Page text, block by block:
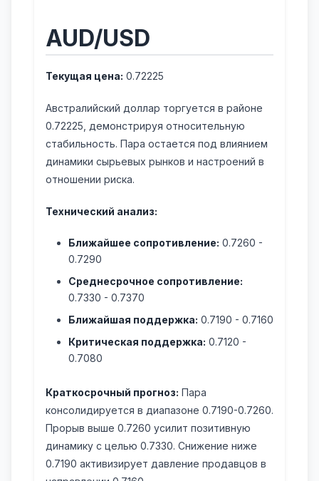
AUD/USD
Текущая цена: 0.72225
Австралийский доллар торгуется в районе
0.72225, демонстрируя относительную
стабильность. Пара остается под влиянием
динамики сырьевых рынков и настроений в
отношении риска.
Технический анализ:
Ближайшее сопротивление: 0.7260 -
0.7290
Среднесрочное сопротивление:
0.7330 - 0.7370
Ближайшая поддержка: 0.7190 - 0.7160
Критическая поддержка: 0.7120 -
0.7080
Краткосрочный прогноз: Пара
консолидируется в диапазоне 0.7190-0.7260.
Прорыв выше 0.7260 усилит позитивную
динамику с целью 0.7330. Снижение ниже
0.7190 активизирует давление продавцов в